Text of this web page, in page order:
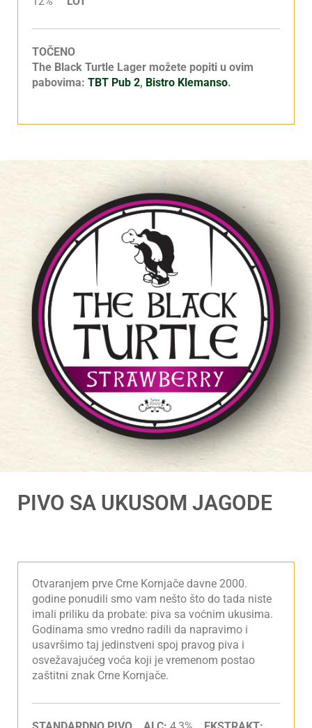
TOČENO
The Black Turtle Lager možete popiti u ovim
pabovima: TBT Pub 2, Bistro Klemanso.
PIVO SA UKUSOM JAGODE
Otvaranjem prve Crne Kornjače davne 2000.
godine ponudili smo vam nešto što do tada niste
imali priliku da probate: piva sa voćnim ukusima.
Godinama smo vredno radili da napravimo i
usavršimo taj jedinstveni spoj pravog piva i
osvežavajućeg voća koji je vremenom postao
zaštitni znak Crne Kornjače.